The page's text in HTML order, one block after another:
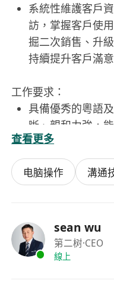
系統性維護客戶
訪，掌握客戶使
掘二次銷售、升
持續提升客戶滿
工作要求：
具備優秀的粵語
晰、親和力強，
任，展現高度服
擁有1–3年銷售或
線上平臺（如
設計或企業服務
具備基本商業敏
程，並靈活運用
查看更多
电脑操作 溝通
sean wu
第二树·CEO
線上